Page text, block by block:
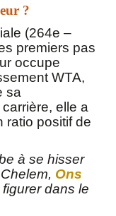
?
(264e –
premiers pas
occupe
WTA,
sa
elle a
ratio positif de
à se hisser
Ons
dans le